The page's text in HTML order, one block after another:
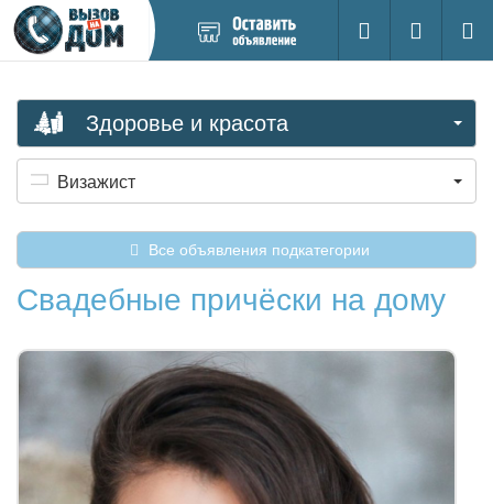
новое
Поиск
Вход на
Здоровье и красота
Визажист
Все объявления подкатегории
Свадебные причёски на дому